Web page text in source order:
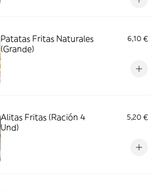
Patatas Fritas Naturales
(Grande)
6,10 €
Alitas Fritas (Ración 4
Und)
5,20 €